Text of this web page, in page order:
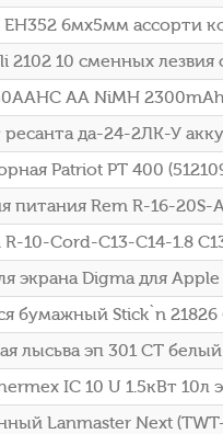
6мх5мм ассорти
2102 10 сменных лезвия
AA NiMH
да-24-2ЛК-У
Patriot PT 400
питания Rem R-16-
10-Cord-C13-C14-1.8
экрана Digma для Apple
бумажный Stick`n 21826
лысьва эп 301 СТ
IC 10 U 1.5кВт
Lanmaster Next